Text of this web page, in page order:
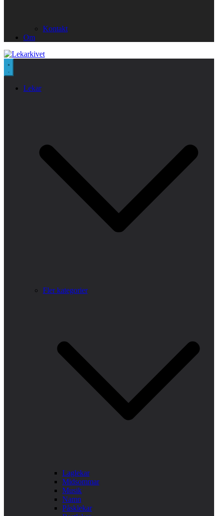
Kontakt
Om
Lekar
Fler kategorier
Laglekar
Midsommar
Musik
Namn
Påsklekar